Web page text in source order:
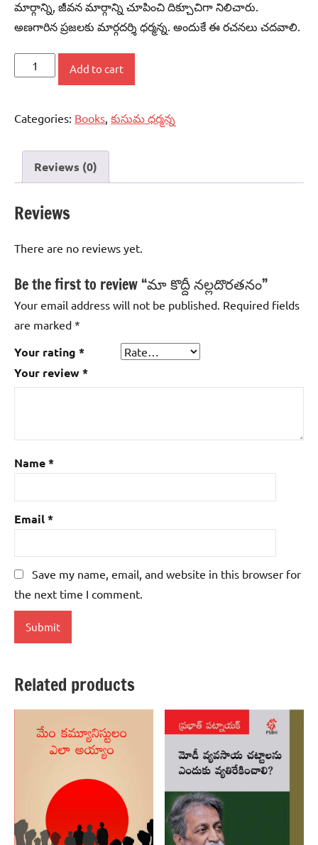
మార్గాన్ని, జీవన మార్గాన్ని చూపించి దిక్చూచిగా నిలిచారు.
అణగారిన ప్రజలకు మార్గదర్శి ధర్మన్న. అందుకే ఈ రచనలు చదవాలి.
quantity
Add to cart
Categories: Books కుసుమ ధర్మన్న
Reviews (0)
Reviews
There are no reviews yet.
Be the first to review “మా కొద్దీ నల్లదొరతనం”
Your email address will not be published. Required fields
are marked *
Your rating *
Your review*
Name*
Email*
Save my name, email, and website in this browser for
the next time I comment.
Related products